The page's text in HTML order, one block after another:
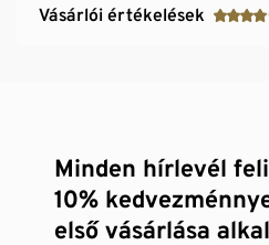
Vásárlói értékelések
Minden hírlevél
10%
első vásárlása